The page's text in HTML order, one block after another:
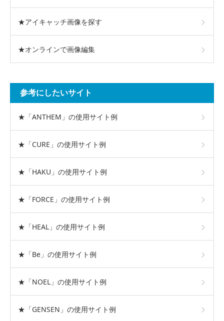
★アイキャッチ画像を探す
★オンラインで画像編集
参考にしたいサイト
★「ANTHEM」の使用サイト例
★「CURE」の使用サイト例
★「HAKU」の使用サイト例
★「FORCE」の使用サイト例
★「HEAL」の使用サイト例
★「Be」の使用サイト例
★「NOEL」の使用サイト例
★「GENSEN」の使用サイト例